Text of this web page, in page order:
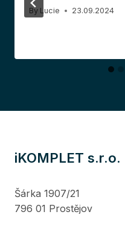
By Lucie 23.09.2024
iKOMPLET s.r.o.
Šárka 1907/21
796 01 Prostějov